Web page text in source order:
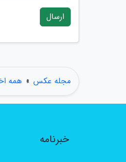
ارسال
مجله عکس » همه
خبرنامه